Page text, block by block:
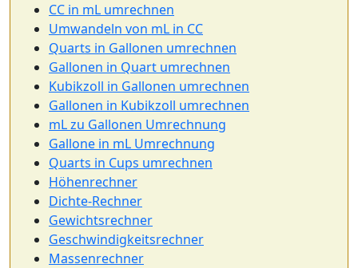
CC in mL umrechnen
Umwandeln von mL in CC
Quarts in Gallonen umrechnen
Gallonen in Quart umrechnen
Kubikzoll in Gallonen umrechnen
Gallonen in Kubikzoll umrechnen
mL zu Gallonen Umrechnung
Gallone in mL Umrechnung
Quarts in Cups umrechnen
Höhenrechner
Dichte-Rechner
Gewichtsrechner
Geschwindigkeitsrechner
Massenrechner